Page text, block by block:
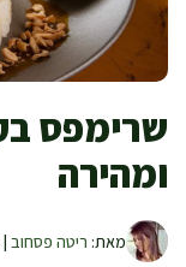
שרימפס
ומהירה
מאת: ריטה פסחוב |